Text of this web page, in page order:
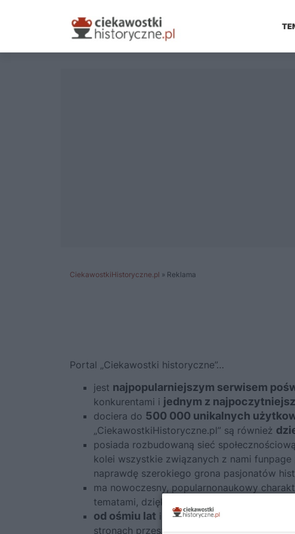
CiekawostkiHistoryczne.pl » Reklama
Portal „Ciekawostki historyczne”…
jest najpopularniejszym serwisem
konkurentami i jednym z
dociera do 500 000 unikalnych
„CiekawostkiHistoryczne.pl” są również
posiada rozbudowaną sieć
kolei wszystkie związanych z nami
naprawdę szerokiego grona pasjonatów
ma nowoczesny, popularnonaukowy
tematami, dzięki czemu dociera do bardzo
od ośmiu lat informuje o ciekawostkach,
stronach przeszłości.